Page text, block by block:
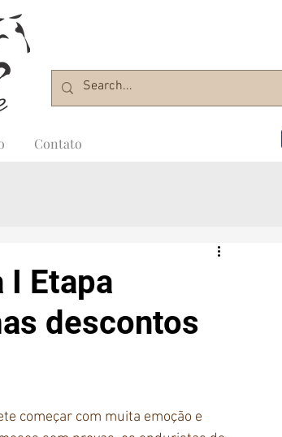
Contato
Etapa
descontos
começar com muita emoção e